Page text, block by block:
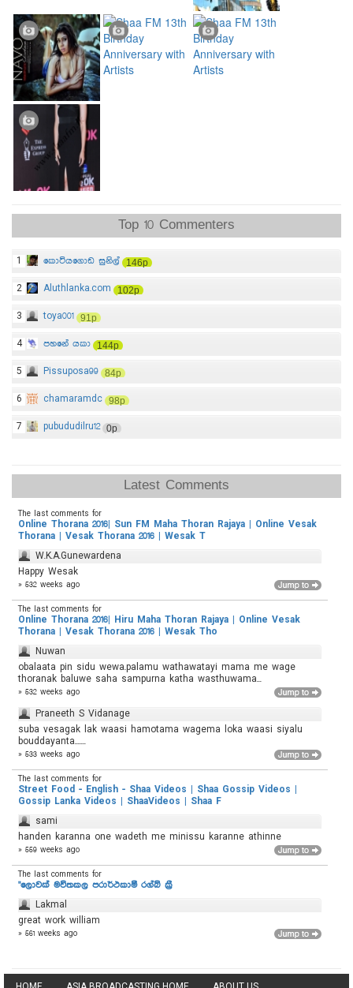
Top 10 Commenters
1 කොටියගොඩ සුනිල් 146p
2 Aluthlanka.com 102p
3 toya001 91p
4 පහනේ යකා 144p
5 Pissuposa99 84p
6 chamaramdc 98p
7 pubududilru12 0p
Latest Comments
The last comments for
Online Thorana 2016| Sun FM Maha Thoran Rajaya | Online Vesak
Thorana | Vesak Thorana 2016 | Wesak T
W.K.A.Gunewardena
Happy Wesak
» 532 weeks ago
The last comments for
Online Thorana 2016| Hiru Maha Thoran Rajaya | Online Vesak
Thorana | Vesak Thorana 2016 | Wesak Tho
Nuwan
obalaata pin sidu wewa.palamu wathawatayi mama me wage
thoranak baluwe saha sampurna katha wasthuwama...
» 532 weeks ago
Praneeth S Vidanage
suba vesagak lak waasi hamotama wagema loka waasi siyalu
bouddayanta.......
» 533 weeks ago
The last comments for
Street Food - English - Shaa Videos | Shaa Gossip Videos |
Gossip Lanka Videos | ShaaVideos | Shaa F
sami
handen karanna one wadeth me minissu karanne athinne
» 559 weeks ago
The last comments for
"ලොවක් මවිතකල පරාර්ථකාමී රග්බි ක්‍රී
Lakmal
great work william
» 561 weeks ago